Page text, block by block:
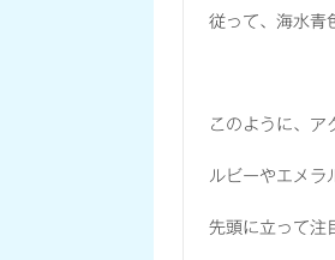
従って、海水青
このように、ア
ルビーやエメラ
先頭に立って注